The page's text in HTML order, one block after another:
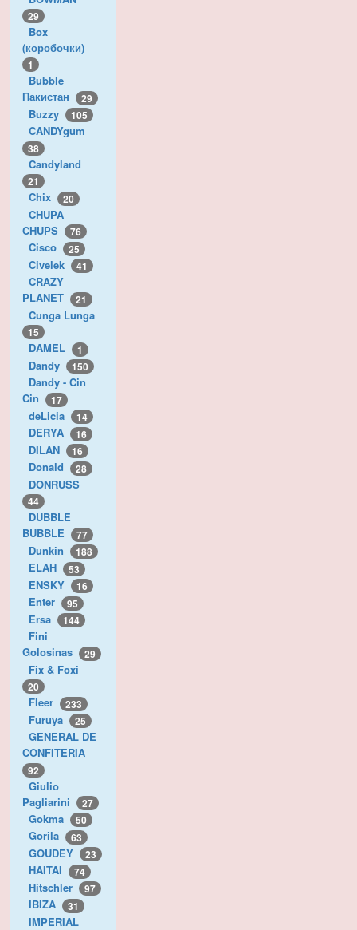
29
Box
(коробочки)
1
Bubble
Пакистан
29
Buzzy 105
CANDYgum
38
Candyland
21
Chix 20
CHUPA
CHUPS
76
Cisco 25
Civelek 41
CRAZY
PLANET
21
Cunga Lunga
15
DAMEL 1
Dandy 150
Dandy - Cin
Cin
17
deLicia 14
DERYA 16
DILAN 16
Donald 28
DONRUSS
44
DUBBLE
BUBBLE
77
Dunkin 188
ELAH 53
ENSKY 16
Enter 95
Ersa 144
Fini
Golosinas
29
Fix & Foxi
20
Fleer 233
Furuya 25
GENERAL DE
CONFITERIA
92
Giulio
Pagliarini
27
Gokma 50
Gorila 63
GOUDEY 23
HAITAI 74
Hitschler 97
IBIZA 31
IMPERIAL